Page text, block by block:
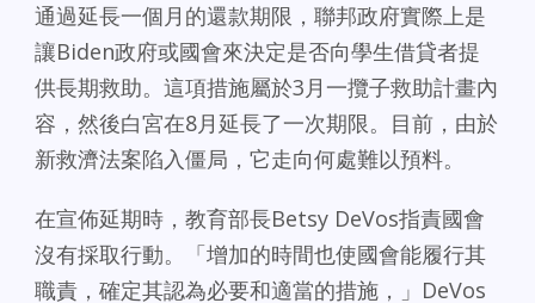
通過延長一個月的還款期限，聯邦政府實際上是
讓Biden政府或國會來決定是否向學生借貸者提
供長期救助。這項措施屬於3月一攬子救助計畫內
容，然後白宮在8月延長了一次期限。目前，由於
新救濟法案陷入僵局，它走向何處難以預料。
在宣佈延期時，教育部長Betsy DeVos指責國會
沒有採取行動。「增加的時間也使國會能履行其
職責，確定其認為必要和適當的措施，」DeVos